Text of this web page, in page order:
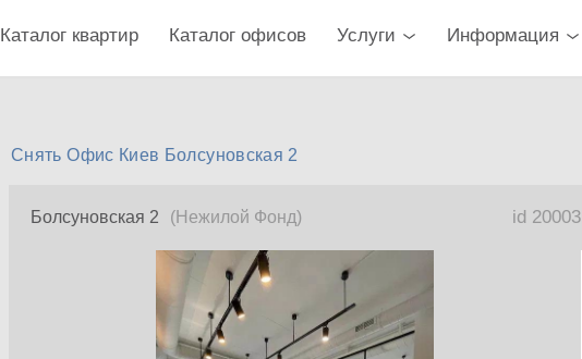
Каталог квартир Каталог офисов Услуги Информация
Снять Офис Киев Болсуновская 2
Болсуновская 2 (Нежилой Фонд) id 20003